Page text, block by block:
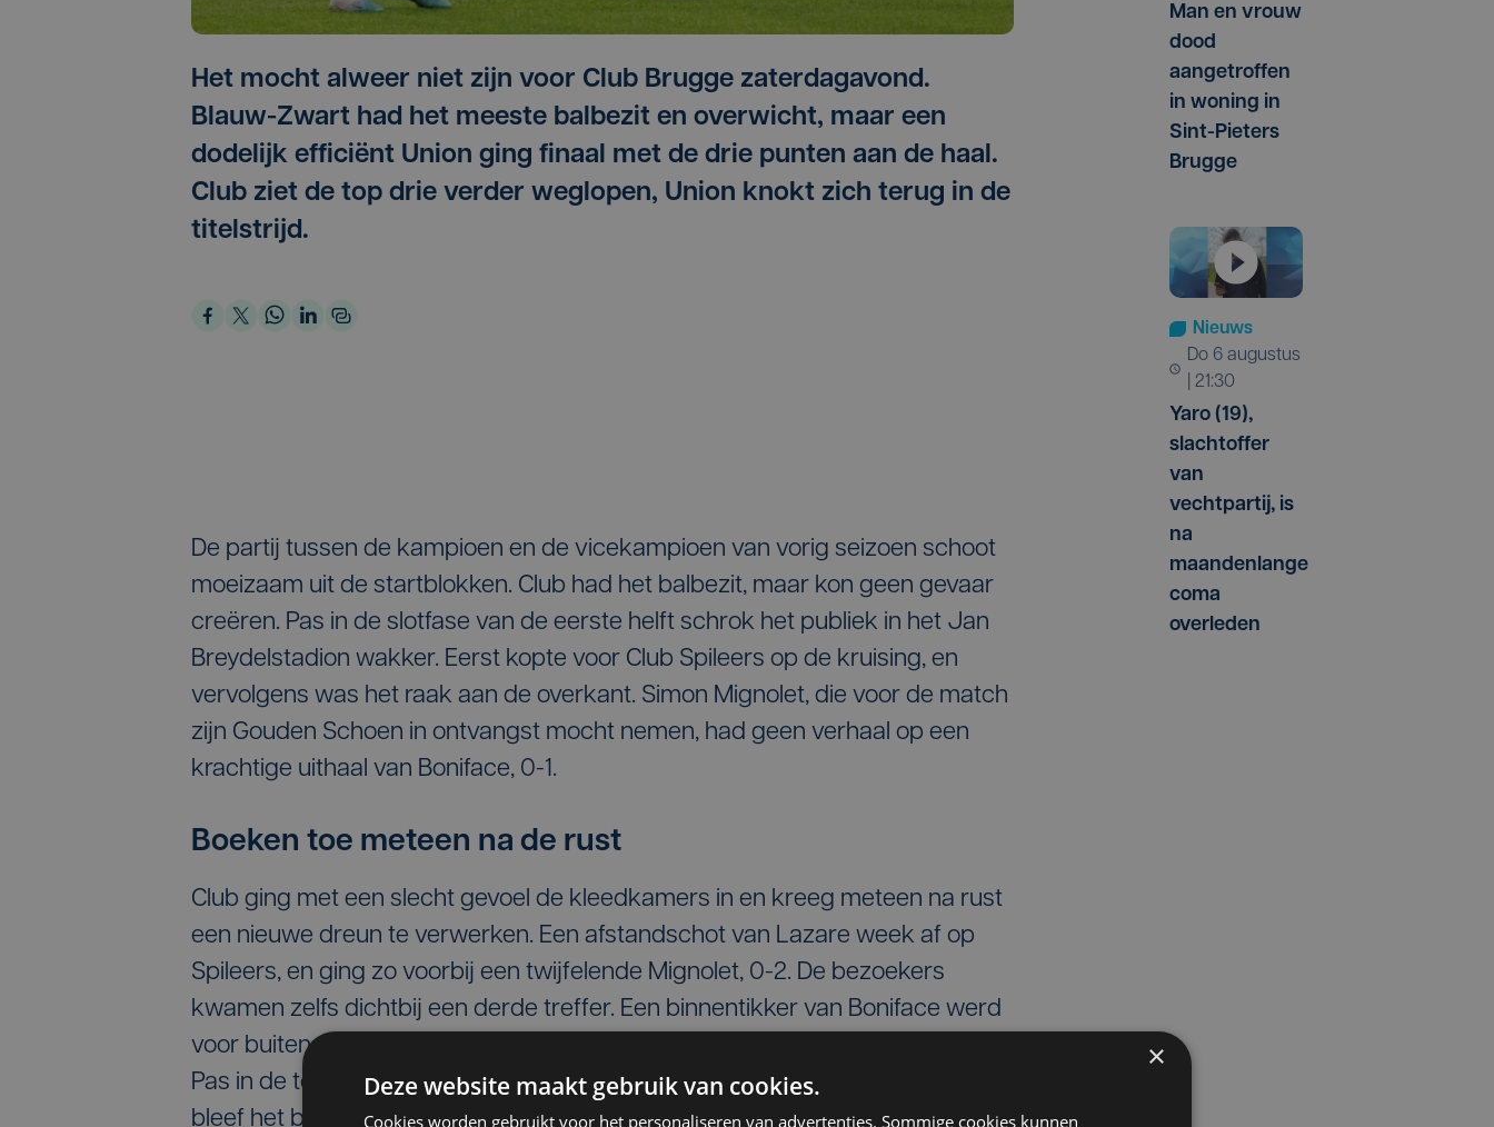
Het mocht alweer niet zijn voor Club Brugge zaterdagavond.
Blauw-Zwart had het meeste balbezit en overwicht, maar een
dodelijk efficiënt Union ging finaal met de drie punten aan de haal.
Club ziet de top drie verder weglopen, Union knokt zich terug in de
titelstrijd.
De partij tussen de kampioen en de vicekampioen van vorig seizoen schoot
moeizaam uit de startblokken. Club had het balbezit, maar kon geen gevaar
creëren. Pas in de slotfase van de eerste helft schrok het publiek in het Jan
Breydelstadion wakker. Eerst kopte voor Club Spileers op de kruising, en
vervolgens was het raak aan de overkant. Simon Mignolet, die voor de match
zijn Gouden Schoen in ontvangst mocht nemen, had geen verhaal op een
krachtige uithaal van Boniface, 0-1.
Boeken toe meteen na de rust
Club ging met een slecht gevoel de kleedkamers in en kreeg meteen na rust
een nieuwe dreun te verwerken. Een afstandschot van Lazare week af op
Spileers, en ging zo voorbij een twijfelende Mignolet, 0-2. De bezoekers
kwamen zelfs dichtbij een derde treffer. Een binnentikker van Boniface werd
voor buitenspel afgekeurd. Aan Brugse zijde was het spel lange tijd te matig.
Pas in de toegevoegde tijd kon Vanaken milderen met een rake kopbal, daar
bleef het bij. Eindstand: 1-2.
Man en vrouw
dood
aangetroffen
in woning in
Sint-Pieters
Brugge
Nieuws
do 6 augustus
| 21:30
Yaro (19),
slachtoffer
van
vechtpartij, is
na
maandenlange
coma
overleden
×
Deze website maakt gebruik van cookies.
Cookies worden gebruikt voor het personaliseren van advertenties. Sommige cookies kunnen